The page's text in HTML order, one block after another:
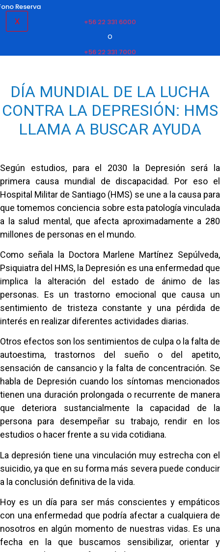
X
Reserva
+56 22 331 6000
O
+56 22 331 7000
DÍA MUNDIAL DE LA LUCHA
CONTRA LA DEPRESIÓN: HMS
LLAMA A BUSCAR AYUDA
Según estudios, para el 2030 la Depresión será la
primera causa mundial de discapacidad. Por eso el
Hospital Militar de Santiago (HMS) se une a la causa para
que tomemos conciencia sobre esta patología vinculada
a la salud mental, que afecta aproximadamente a 280
millones de personas en el mundo.
Como señala la Doctora Marlene Martínez Sepúlveda,
Psiquiatra del HMS, la Depresión es una enfermedad que
implica la alteración del estado de ánimo de las
personas. Es un trastorno emocional que causa un
sentimiento de tristeza constante y una pérdida de
interés en realizar diferentes actividades diarias.
Otros efectos son los sentimientos de culpa o la falta de
autoestima, trastornos del sueño o del apetito,
sensación de cansancio y la falta de concentración. Se
habla de Depresión cuando los síntomas mencionados
tienen una duración prolongada o recurrente de manera
que deteriora sustancialmente la capacidad de la
persona para desempeñar su trabajo, rendir en los
estudios o hacer frente a su vida cotidiana.
La depresión tiene una vinculación muy estrecha con el
suicidio, ya que en su forma más severa puede conducir
a la conclusión definitiva de la vida.
Hoy es un día para ser más conscientes y empáticos
con una enfermedad que podría afectar a cualquiera de
nosotros en algún momento de nuestras vidas. Es una
fecha en la que buscamos sensibilizar, orientar y